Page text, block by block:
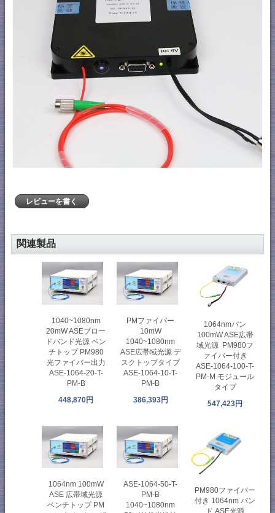
レビューを書く
関連製品
1040~1080nm
20mW ASEブロー
ドバンド光源 ベン
チトップ PM980
光ファイバー出力
ASE-1064-20-T-
PM-B
448,870円
PMファイバー
10mW
1040~1080nm
ASE広帯域光源 デ
スクトップタイプ
ASE-1064-10-T-
PM-B
386,393円
1064nmバン
100mW ASE広帯
域光源 PM980フ
ァイバー付き
ASE-1064-100-T-
PM-M モジュール
タイプ
547,423円
1064nm 100mW
ASE 広帯域光源
ベンチトップ PM
ASE-1064-50-T-
PM-B
1040~1080nm
PM980ファイバー
付き 1064nm バン